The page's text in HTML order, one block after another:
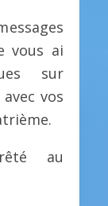
vous ai
sur
vos
au